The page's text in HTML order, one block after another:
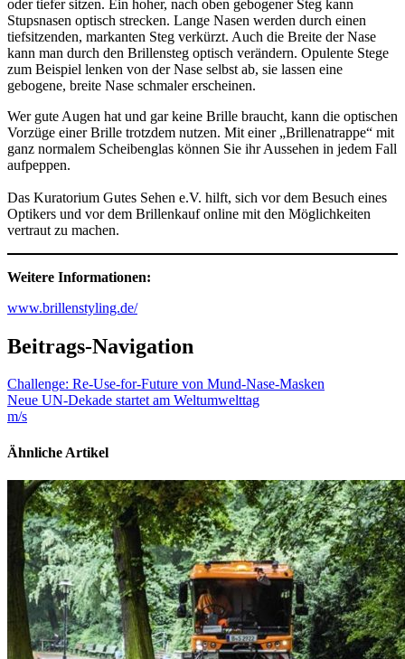
oder tiefer sitzen. Ein hoher, nach oben gebogener Steg kann
Stupsnasen optisch strecken. Lange Nasen werden durch einen
tiefsitzenden, markanten Steg verkürzt. Auch die Breite der Nase
kann man durch den Brillensteg optisch verändern. Opulente Stege
zum Beispiel lenken von der Nase selbst ab, sie lassen eine
gebogene, breite Nase schmaler erscheinen.
Wer gute Augen hat und gar keine Brille braucht, kann die optischen
Vorzüge einer Brille trotzdem nutzen. Mit einer „Brillenatrappe“ mit
ganz normalem Scheibenglas können Sie ihr Aussehen in jedem Fall
aufpeppen.
Das Kuratorium Gutes Sehen e.V. hilft, sich vor dem Besuch eines
Optikers und vor dem Brillenkauf online mit den Möglichkeiten
vertraut zu machen.
Weitere Informationen:
www.brillenstyling.de/
Beitrags-Navigation
Challenge: Re-Use-for-Future von Mund-Nase-Masken
Neue UN-Dekade startet am Weltumwelttag
m/s
Ähnliche Artikel